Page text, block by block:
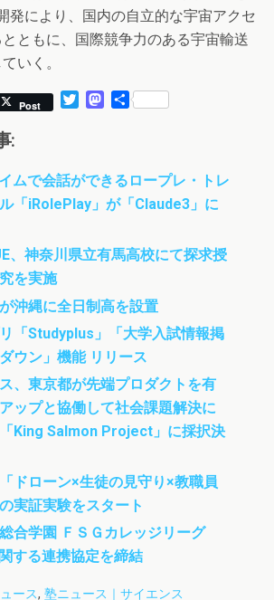
発により、国内の自立的な宇宙アクセ
ともに、国際競争力のある宇宙輸送
いく。
Post
t
e
r
M
o
d
o
共
:
ムで会話ができるロープレ・トレ
「iRolePlay」が「Claude3」に
、神奈川県立有馬高校にて探求授
を実施
沖縄に全日制高を設置
「Studyplus」「大学入試情報掲
ウン」機能 リリース
、東京都が先端プロダクトを有
ップと協働して社会課題解決に
King Salmon Project」に採択決
ドローン×生徒の見守り×教職員
実証実験をスタート
合学園 ＦＳＧカレッジリーグ
する連携協定を締結
ース, 塾ニュース｜サイエンス